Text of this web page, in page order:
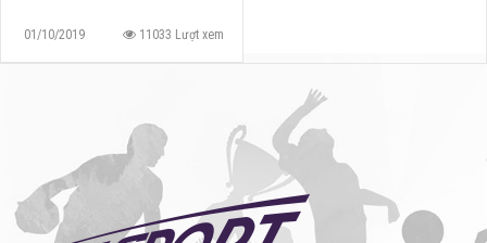
01/10/2019 11033 Lượt xem